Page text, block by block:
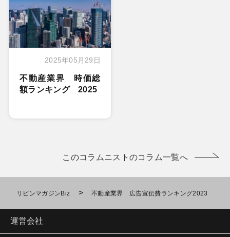
2025年05月29日
不動産業界 時価総
額ランキング 2025
このコラムニストのコラム一覧へ
リビンマガジンBiz > 不動産業界 広告宣伝費ランキング2023
運営会社